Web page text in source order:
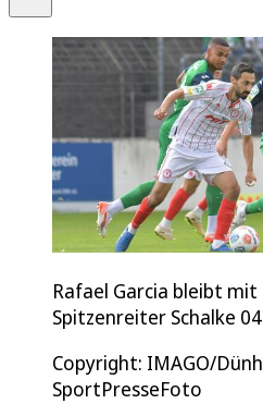
Rafael Garcia bleibt
Spitzenreiter Schalke
Copyright: IMAGO/
SportPresseFoto